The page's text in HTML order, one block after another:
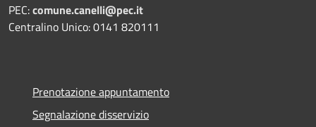
PEC:comune.canelli@pec.it
Centralino Unico: 0141 820111
Prenotazione appuntamento
Segnalazione disservizio